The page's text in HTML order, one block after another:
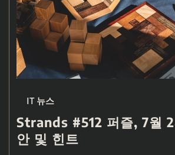
IT 뉴스
Strands #512 퍼즐, 7월
안 및 힌트